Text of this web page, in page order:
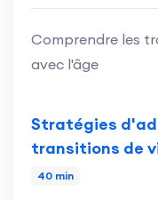
Comprendre les
avec l'âge
Stratégies
transitions de
40 min